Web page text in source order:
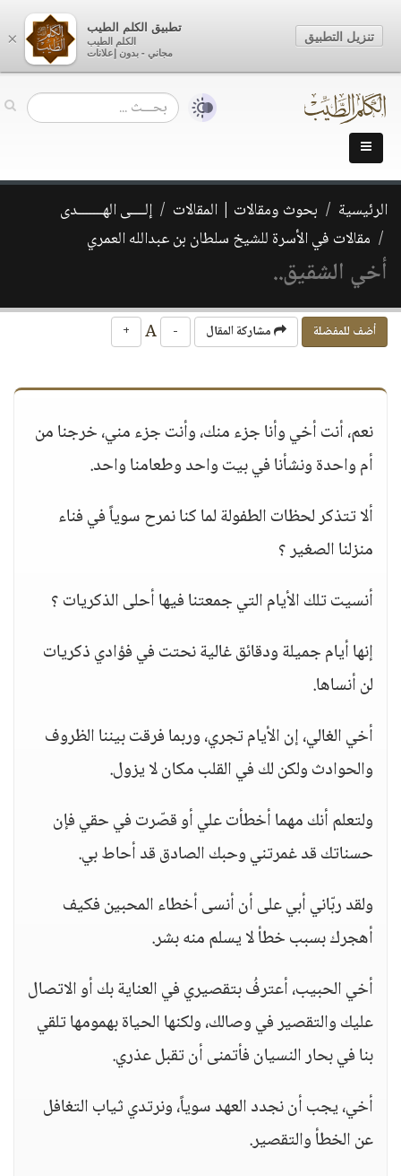
الرئيسية بحوث ومقالات | المقالات
إلــــى الهـــــــدى
مقالات في الأسرة للشيخ سلطان بن عبدالله العمري
أخي الشقيق..
أضف للمفضلة مشاركة المقال -
+
نعم، أنت أخي وأنا جزء منك، وأنت جزء مني، خرجنا من
أم واحدة ونشأنا في بيت واحد وطعامنا واحد.
ألا تتذكر لحظات الطفولة لما كنا نمرح سوياً في فناء
منزلنا الصغير ؟
أنسيت تلك الأيام التي جمعتنا فيها أحلى الذكريات ؟
إنها أيام جميلة ودقائق غالية نحتت في فؤادي ذكريات
لن أنساها.
أخي الغالي، إن الأيام تجري، وربما فرقت بيننا الظروف
والحوادث ولكن لك في القلب مكان لا يزول.
ولتعلم أنك مهما أخطأت علي أو قصّرت في حقي فإن
حسناتك قد غمرتني وحبك الصادق قد أحاط بي.
ولقد ربّاني أبي على أن أنسى أخطاء المحبين فكيف
أهجرك بسبب خطأ لا يسلم منه بشر.
أخي الحبيب، أعترفُ بتقصيري في العناية بك أو الاتصال
عليك والتقصير في وصالك، ولكنها الحياة بهمومها تلقي
بنا في بحار النسيان فأتمنى أن تقبل عذري.
أخي، يجب أن نجدد العهد سوياً، ونرتدي ثياب التغافل
عن الخطأ والتقصير.
×
تطبيق الكلم الطيب
الكلم الطيب
مجاني - بدون إعلانات
تنزيل التطبيق